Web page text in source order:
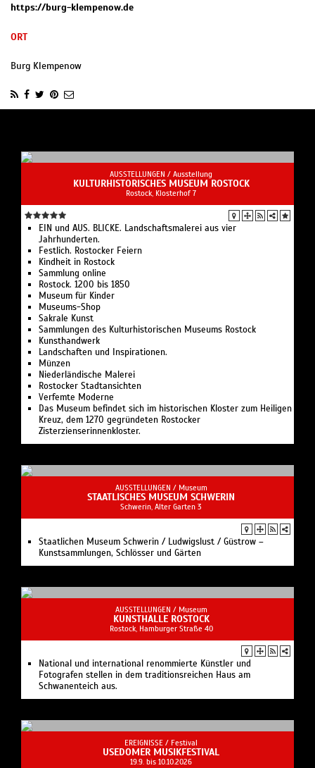
https://burg-klempenow.de
ORT
Burg Klempenow
AUSSTELLUNGEN / Ausstellung
KULTURHISTORISCHES MUSEUM ROSTOCK
Rostock, Klosterhof 7
EIN und AUS. BLICKE. Landschaftsmalerei aus vier
Jahrhunderten.
Festlich. Rostocker Feiern
Kindheit in Rostock
Sammlung online
Rostock. 1200 bis 1850
Museum für Kinder
Museums-Shop
Sakrale Kunst
Sammlungen des Kulturhistorischen Museums Rostock
Kunsthandwerk
Landschaften und Inspirationen.
Münzen
Niederländische Malerei
Rostocker Stadtansichten
Verfemte Moderne
Das Museum befindet sich im historischen Kloster zum Heiligen
Kreuz, dem 1270 gegründeten Rostocker
Zisterzienserinnenkloster.
AUSSTELLUNGEN / Museum
STAATLISCHES MUSEUM SCHWERIN
Schwerin, Alter Garten 3
Staatlichen Museum Schwerin / Ludwigslust / Güstrow –
Kunstsammlungen, Schlösser und Gärten
AUSSTELLUNGEN / Museum
KUNSTHALLE ROSTOCK
Rostock, Hamburger Straße 40
National und international renommierte Künstler und
Fotografen stellen in dem traditionsreichen Haus am
Schwanenteich aus.
EREIGNISSE / Festival
USEDOMER MUSIKFESTIVAL
19.9. bis 10.10.2026